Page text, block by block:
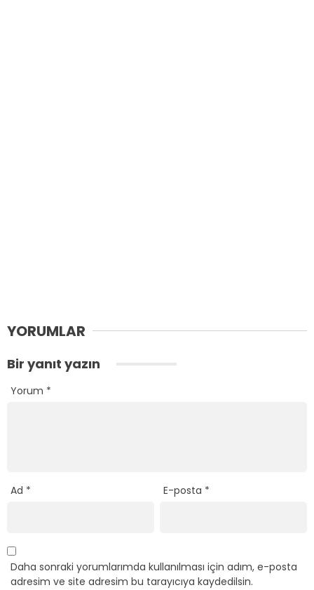
YORUMLAR
Bir yanıt yazın
Yorum *
Ad * E-posta *
Daha sonraki yorumlarımda kullanılması için adım, e-posta
adresim ve site adresim bu tarayıcıya kaydedilsin.